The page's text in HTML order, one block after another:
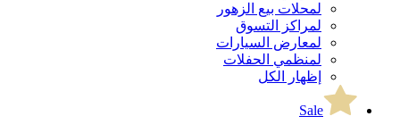
لمحلات بيع الزهور
لمراكز التسوق
لمعارض السيارات
لمنظمي الحفلات
إظهار الكل
Sale